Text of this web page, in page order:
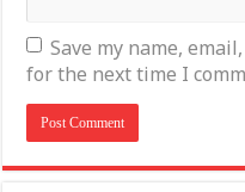
Save my name,
for the next time I